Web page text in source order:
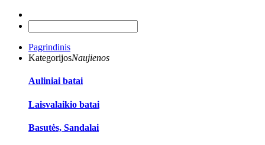
Pagrindinis
KategorijosNaujienos
Auliniai batai
Laisvalaikio batai
Basutės, Sandalai